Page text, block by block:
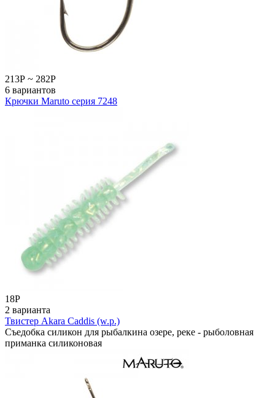
213Р ~ 282Р
6 вариантов
Крючки Maruto серия 7248
18Р
2 варианта
Твистер Akara Caddis (w.p.)
Съедобка силикон для рыбалкина озере, реке - рыболовная
приманка силиконовая